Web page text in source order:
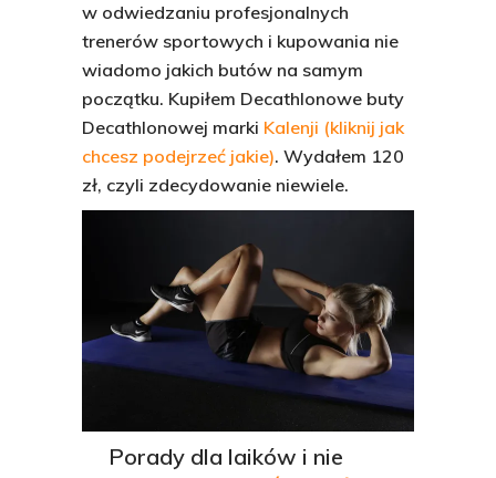
w odwiedzaniu profesjonalnych
trenerów sportowych i kupowania nie
wiadomo jakich butów na samym
początku. Kupiłem Decathlonowe buty
Decathlonowej marki Kalenji (kliknij jak
chcesz podejrzeć jakie). Wydałem 120
zł, czyli zdecydowanie niewiele.
Porady dla laików i nie